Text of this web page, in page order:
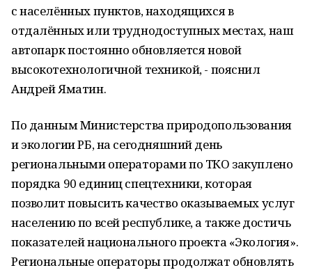
с населённых пунктов, находящихся в
отдалённых или труднодоступных местах, наш
автопарк постоянно обновляется новой
высокотехнологичной техникой, - пояснил
Андрей Яматин.
По данным Министерства природопользования
и экологии РБ, на сегодняшний день
региональными операторами по ТКО закуплено
порядка 90 единиц спецтехники, которая
позволит повысить качество оказываемых услуг
населению по всей республике, а также достичь
показателей национального проекта «Экология».
Региональные операторы продолжат обновлять